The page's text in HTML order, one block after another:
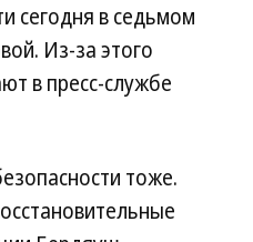
сегодня в седьмом
Из-за этого
в пресс-службе
тоже.